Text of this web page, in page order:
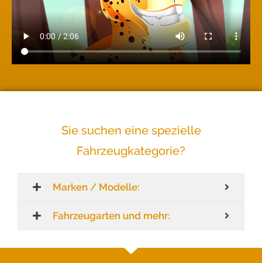
Sie suchen eine spezielle
Fahrzeugkategorie?
Marken / Modelle:
Fahrzeugarten und mehr: